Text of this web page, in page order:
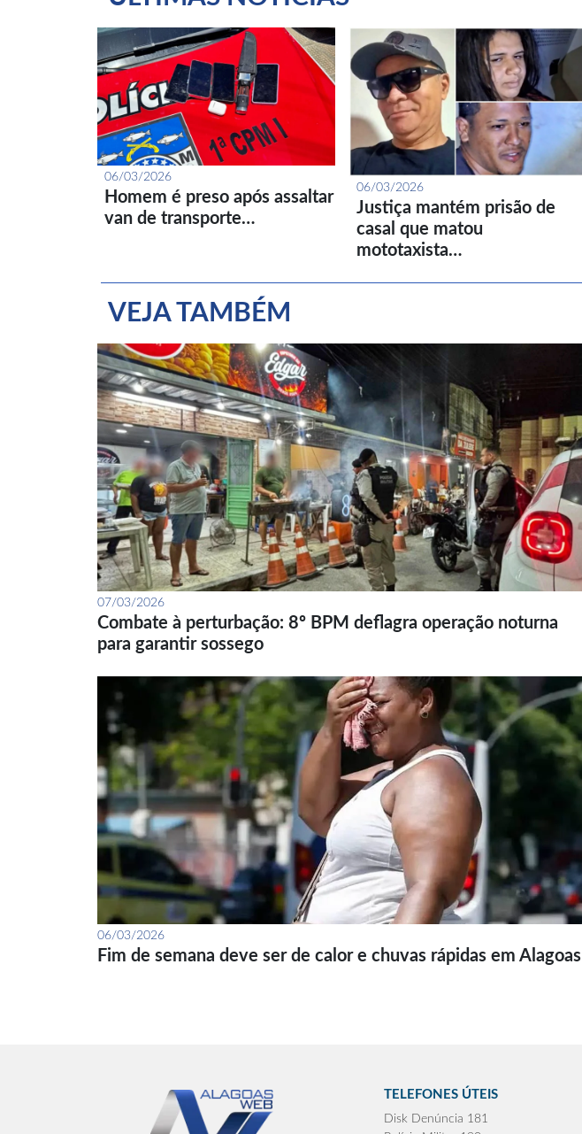
06/03/2026
Homem é preso após assaltar
van de transporte…
06/03/2026
Justiça mantém prisão de
casal que matou
mototaxista…
VEJA TAMBÉM
07/03/2026
Combate à perturbação: 8º BPM deflagra operação noturna
para garantir sossego
06/03/2026
Fim de semana deve ser de calor e chuvas rápidas em Alagoas
TELEFONES ÚTEIS
Disk Denúncia 181